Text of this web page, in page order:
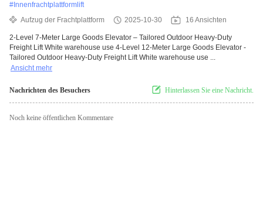
# Innenfrachtplattformlift
Aufzug der Frachtplattform
2025-10-30 16 Ansichten
2-Level 7-Meter Large Goods Elevator – Tailored Outdoor Heavy-Duty
Freight Lift White warehouse use 4-Level 12-Meter Large Goods Elevator -
Tailored Outdoor Heavy-Duty Freight Lift White warehouse use ...
Ansicht mehr
Nachrichten des Besuchers Hinterlassen Sie eine Nachricht.
Noch keine öffentlichen Kommentare